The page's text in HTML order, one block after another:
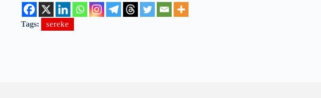
Tags: sereke